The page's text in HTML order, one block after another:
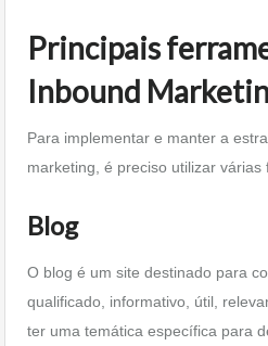
Principais
Inbound
Para implementar e manter a
marketing, é preciso utilizar
Blog
O blog é um site destinado para
qualificado, informativo, útil,
ter uma temática específica para